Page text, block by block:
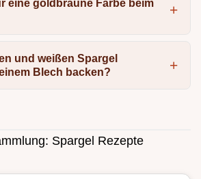
eine goldbraune Farbe beim
und weißen Spargel
Blech backen?
Spargel Rezepte